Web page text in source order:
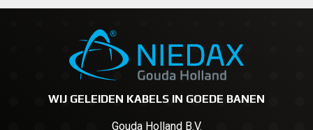
WIJ GELEIDEN KABELS IN GOEDE BANEN
Gouda Holland B.V.